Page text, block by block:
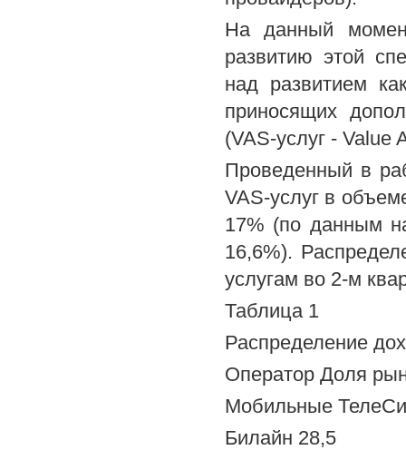
На данный
развитию этой
над развитием
приносящих
(VAS-услуг - Value
Проведенный в
VAS-услуг в
17% (по данным
16,6%).
услугам во 2-м
Таблица 1
Распределение
Оператор Доля
Мобильные
Билайн 28,5